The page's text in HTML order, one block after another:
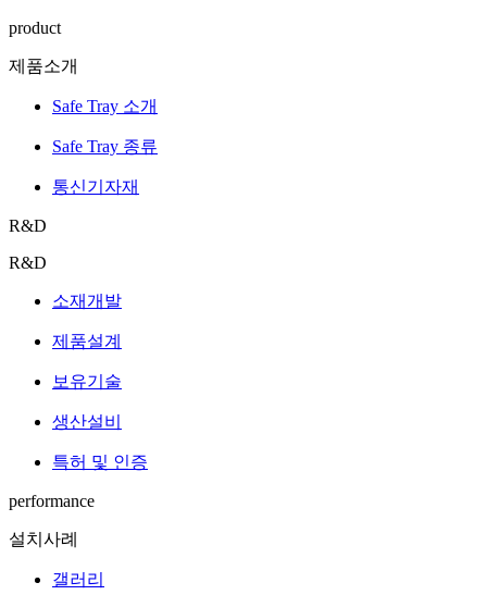
product
제품소개
Safe Tray 소개
Safe Tray 종류
통신기자재
R&D
R&D
소재개발
제품설계
보유기술
생산설비
특허 및 인증
performance
설치사례
갤러리